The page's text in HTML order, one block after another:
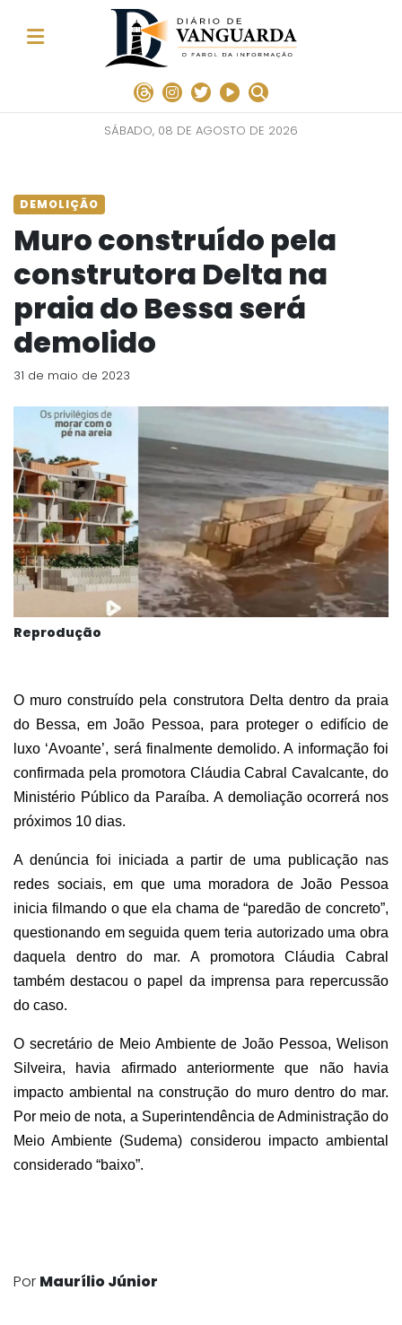
SÁBADO, 08 DE AGOSTO DE 2026
DEMOLIÇÃO
Muro construído pela
construtora Delta na
praia do Bessa será
demolido
31 de maio de 2023
Reprodução
O muro construído pela construtora Delta dentro da praia
do Bessa, em João Pessoa, para proteger o edifício de
luxo ‘Avoante’, será finalmente demolido. A informação foi
confirmada pela promotora Cláudia Cabral Cavalcante, do
Ministério Público da Paraíba. A demoliação ocorrerá nos
próximos 10 dias.
A denúncia foi iniciada a partir de uma publicação nas
redes sociais, em que uma moradora de João Pessoa
inicia filmando o que ela chama de “paredão de concreto”,
questionando em seguida quem teria autorizado uma obra
daquela dentro do mar. A promotora Cláudia Cabral
também destacou o papel da imprensa para repercussão
do caso.
O secretário de Meio Ambiente de João Pessoa, Welison
Silveira, havia afirmado anteriormente que não havia
impacto ambiental na construção do muro dentro do mar.
Por meio de nota, a Superintendência de Administração do
Meio Ambiente (Sudema) considerou impacto ambiental
considerado “baixo”.
Por Maurílio Júnior